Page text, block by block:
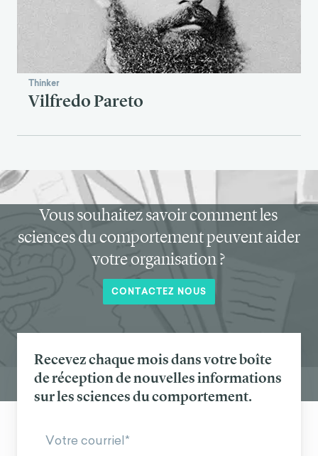
Thinker
Vilfredo Pareto
Vous souhaitez savoir comment les
sciences du comportement peuvent aider
votre organisation ?
CONTACTEZ NOUS
Recevez chaque mois dans votre boîte
de réception de nouvelles informations
sur les sciences du comportement.